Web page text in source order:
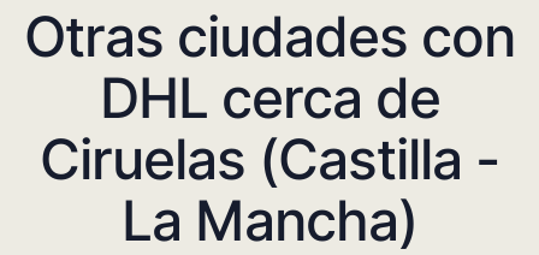
Otras ciudades con
DHL cerca de
Ciruelas (Castilla -
La Mancha)